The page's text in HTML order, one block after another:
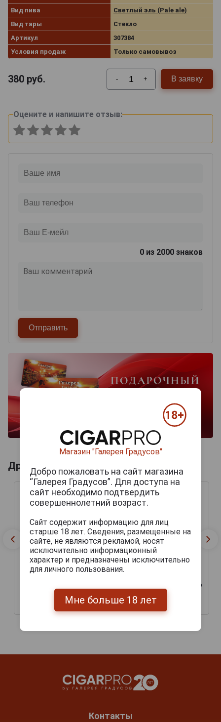
Вид пива
Светлый эль (Pale ale)
Вид тары
Стекло
Артикул
307384
Условия продаж
Только самовывоз
380 руб. - + В заявку
Оцените и напишите отзыв:
0 из 2000 знаков
Другие продукты бренда TER DOLEN
Долен Крик 0.33л
380 руб.
Ter Dolen Tripel Пиво Тер
Долен Трипель 0.33л
368 руб.
Контакты
Магазин "Галерея Градусов"
Добро пожаловать на сайт магазина
“Галерея Градусов”. Для доступа на
сайт необходимо подтвердить
совершеннолетний возраст.
Сайт содержит информацию для лиц
старше 18 лет. Сведения, размещенные на
сайте, не являются рекламой, носят
исключительно информационный
характер и предназначены исключительно
для личного пользования.
Мне больше 18 лет